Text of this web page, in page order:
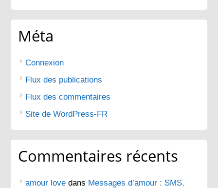
Méta
Connexion
Flux des publications
Flux des commentaires
Site de WordPress-FR
Commentaires récents
amour love dans Messages d’amour : SMS,